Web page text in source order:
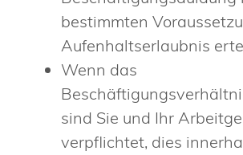
bestimmten
Aufenhaltserlaubnis
Wenn das
sind Sie und Ihr
verpflichtet, dies